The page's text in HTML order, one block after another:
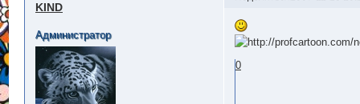
KIND
Администратор
0